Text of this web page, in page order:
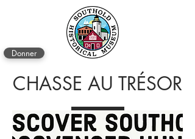
Donner
CHASSE AU TRÉSOR